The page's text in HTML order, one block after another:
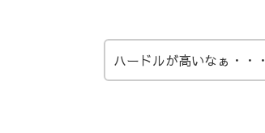
ハードルが高いなぁ・・・